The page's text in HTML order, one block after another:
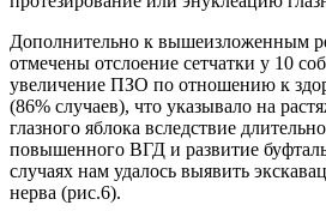
Дополнительно к вышеизложенным
отмечены отслоение сетчатки у 10
увеличение ПЗО по отношению к
(86% случаев), что указывало на
глазного яблока вследствие
повышенного ВГД и развитие
случаях нам удалось выявить
нерва (рис.6).